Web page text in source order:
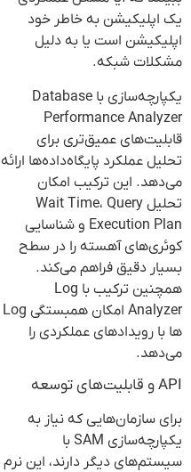
یک اپلیکیشن به خاطر خود
اپلیکیشن است یا به دلیل
مشکلات شبکه.
یکپارچه‌سازی با Database
Performance Analyzer
قابلیت‌های عمیق‌تری برای
تحلیل عملکرد پایگاه‌داده‌ها ارائه
می‌دهد. این ترکیب امکان
تحلیل Wait Time، Query
Execution Plan و شناسایی
کوئری‌های آهسته را در سطح
بسیار دقیق فراهم می‌کند.
همچنین ترکیب با Log
Analyzer امکان همبستگی Log
ها با رویدادهای عملکردی را
می‌دهد.
API و قابلیت‌های توسعه
برای سازمان‌هایی که نیاز به
یکپارچه‌سازی SAM با
سیستم‌های دیگر دارند، این نرم